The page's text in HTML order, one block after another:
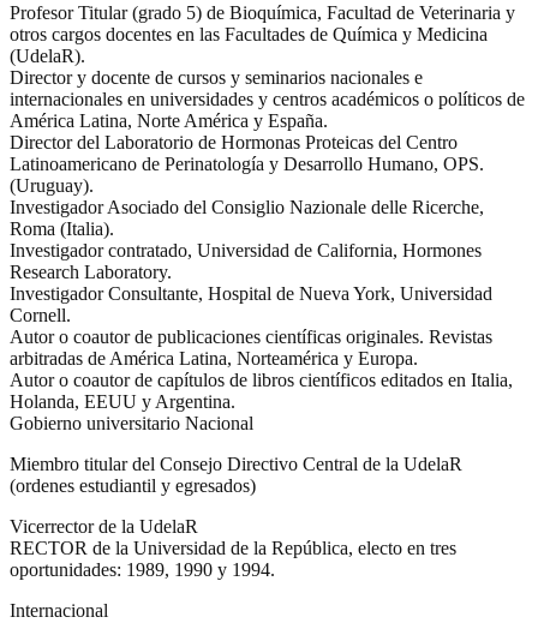
Profesor Titular (grado 5) de Bioquímica, Facultad de Veterinaria y
otros cargos docentes en las Facultades de Química y Medicina
(UdelaR).
Director y docente de cursos y seminarios nacionales e
internacionales en universidades y centros académicos o políticos de
América Latina, Norte América y España.
Director del Laboratorio de Hormonas Proteicas del Centro
Latinoamericano de Perinatología y Desarrollo Humano, OPS.
(Uruguay).
Investigador Asociado del Consiglio Nazionale delle Ricerche,
Roma (Italia).
Investigador contratado, Universidad de California, Hormones
Research Laboratory.
Investigador Consultante, Hospital de Nueva York, Universidad
Cornell.
Autor o coautor de publicaciones científicas originales. Revistas
arbitradas de América Latina, Norteamérica y Europa.
Autor o coautor de capítulos de libros científicos editados en Italia,
Holanda, EEUU y Argentina.
Gobierno universitario Nacional
Miembro titular del Consejo Directivo Central de la UdelaR
(ordenes estudiantil y egresados)
Vicerrector de la UdelaR
RECTOR de la Universidad de la República, electo en tres
oportunidades: 1989, 1990 y 1994.
Internacional